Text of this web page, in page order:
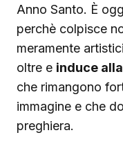
Anno Santo. È
perchè colpisce
meramente
oltre e induce
che rimangono
immagine e che
preghiera.